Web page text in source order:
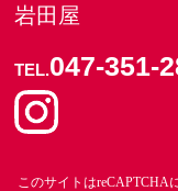
岩田屋
TEL.047-351-
このサイトはreCAPTCHA